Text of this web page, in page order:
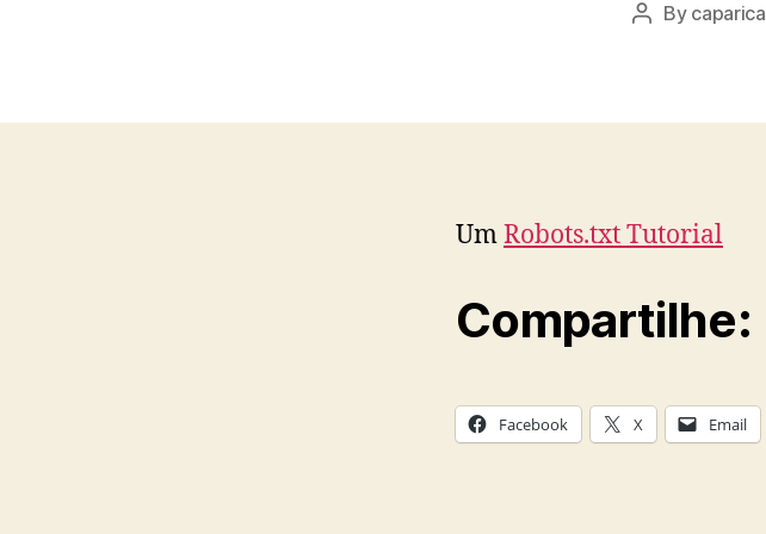
Post
By caparica
UmRobots.txt Tutorial
Compartilhe:
Facebook X Email